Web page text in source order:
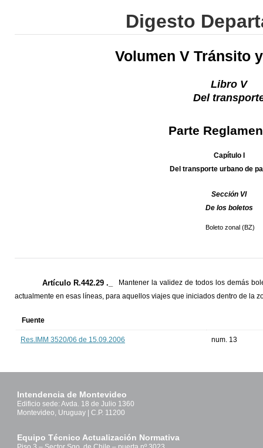
Digesto
Volumen V Tránsito
Libro V
Del
Parte
Capítulo I
Del transporte urbano de
Sección VI
De los boletos
Boleto zonal (BZ)
Artículo R.442.29 ._
Mantener la validez de todos los demás
actualmente en esas líneas, para aquellos viajes que iniciados dentro de la
Fuente
Res.IMM 3520/06 de 15.09.2006 num. 13
Intendencia de Montevideo
Edificio sede: Avda. 18 de Julio 1360
Montevideo, Uruguay | C.P. 11200
Equipo Técnico Actualización Normativa